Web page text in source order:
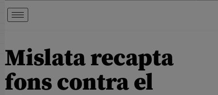
Mislata recapta
fons contra el